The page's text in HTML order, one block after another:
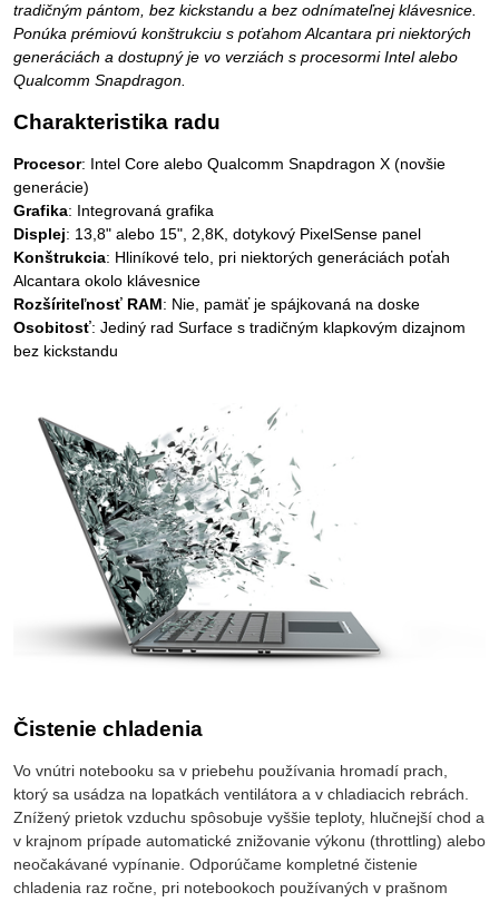
tradičným pántom, bez kickstandu a bez odnímateľnej klávesnice.
Ponúka prémiovú konštrukciu s poťahom Alcantara pri niektorých
generáciách a dostupný je vo verziách s procesormi Intel alebo
Qualcomm Snapdragon.
Charakteristika radu
Procesor: Intel Core alebo Qualcomm Snapdragon X (novšie
generácie)
Grafika: Integrovaná grafika
Displej: 13,8" alebo 15", 2,8K, dotykový PixelSense panel
Konštrukcia: Hliníkové telo, pri niektorých generáciách poťah
Alcantara okolo klávesnice
Rozšíriteľnosť RAM: Nie, pamäť je spájkovaná na doske
Osobitosť: Jediný rad Surface s tradičným klapkovým dizajnom
bez kickstandu
Čistenie chladenia
Vo vnútri notebooku sa v priebehu používania hromadí prach,
ktorý sa usádza na lopatkách ventilátora a v chladiacich rebrách.
Znížený prietok vzduchu spôsobuje vyššie teploty, hlučnejší chod a
v krajnom prípade automatické znižovanie výkonu (throttling) alebo
neočakávané vypínanie. Odporúčame kompletné čistenie
chladenia raz ročne, pri notebookoch používaných v prašnom